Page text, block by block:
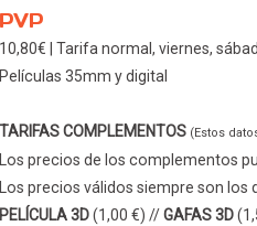
PVP
10,80€ | Tarifa normal, viernes,
Películas 35mm y digital
TARIFAS COMPLEMENTOS (Estos
Los precios de los complementos
Los precios válidos siempre son los
PELÍCULA 3D(1,00 €) //GAFAS 3D